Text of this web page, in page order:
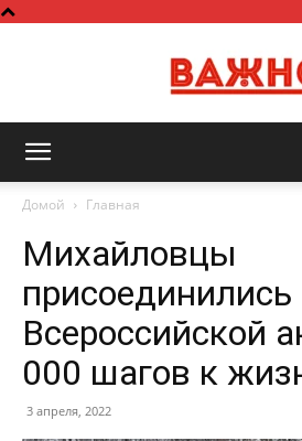
Домой Главная
Михайловцы
присоединились
Всероссийской
000 шагов к
3 апреля, 2022